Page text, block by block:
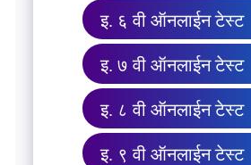
इ. ६ वी ऑनलाईन टेस्ट
इ. ७ वी ऑनलाईन टेस्ट
इ. ८ वी ऑनलाईन टेस्ट
इ. ९ वी ऑनलाईन टेस्ट